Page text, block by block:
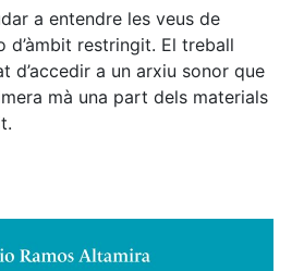
a entendre les veus de
d’àmbit restringit. El treball
d’accedir a un arxiu sonor que
mà una part dels materials